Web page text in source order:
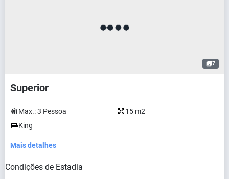
7
Superior
Max.:3 Pessoa
15 m2
King
Mais detalhes
Condições de Estadia